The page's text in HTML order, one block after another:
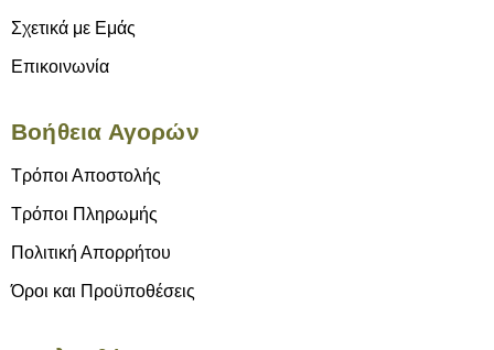
Σχετικά με Εμάς
Επικοινωνία
Βοήθεια Αγορών
Τρόποι Αποστολής
Τρόποι Πληρωμής
Πολιτική Απορρήτου
Όροι και Προϋποθέσεις